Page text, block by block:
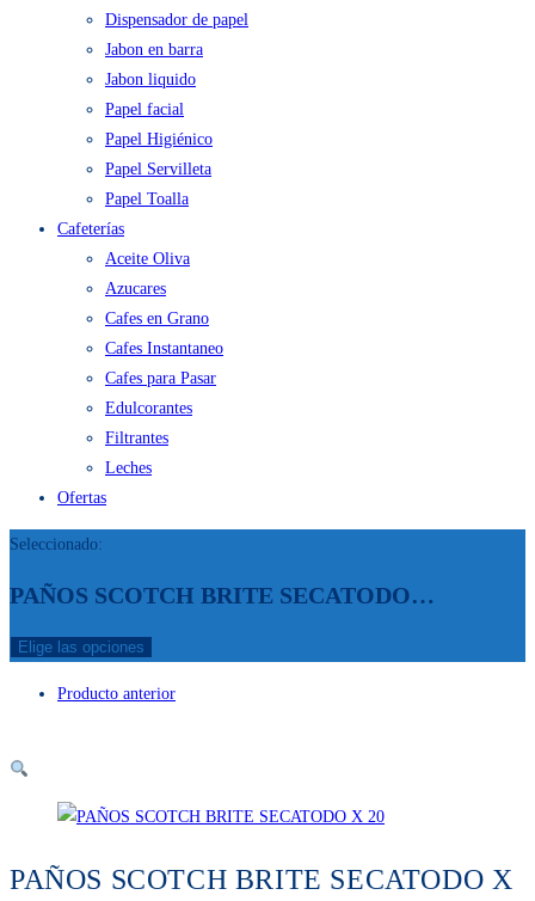
Dispensador de papel
Jabon en barra
Jabon liquido
Papel facial
Papel Higiénico
Papel Servilleta
Papel Toalla
Cafeterías
Aceite Oliva
Azucares
Cafes en Grano
Cafes Instantaneo
Cafes para Pasar
Edulcorantes
Filtrantes
Leches
Ofertas
Seleccionado:
PAÑOS SCOTCH BRITE SECATODO…
Elige las opciones
Producto anterior
PAÑOS SCOTCH BRITE SECATODO X